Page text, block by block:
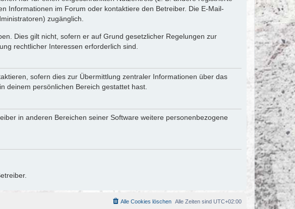
Informationen im Forum oder kontaktiere den Betreiber. Die E-Mail-
zugänglich.
Dies gilt nicht, sofern er auf Grund gesetzlicher Regelungen zur
rechtlicher Interessen erforderlich sind.
sofern dies zur Übermittlung zentraler Informationen über das
deinem persönlichen Bereich gestattet hast.
in anderen Bereichen seiner Software weitere personenbezogene
Alle Zeiten sind UTC+02:00
Alle Cookies löschen